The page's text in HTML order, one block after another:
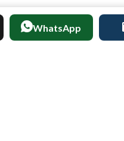
desde 1 unidad
WhatsApp